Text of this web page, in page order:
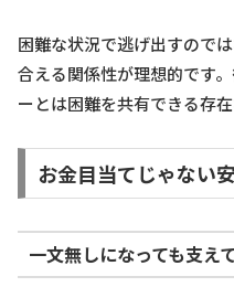
困難な状況で逃げ出すので
合える関係性が理想的です
ーとは困難を共有できる存在
お金目当てじゃない
一文無しになっても支え